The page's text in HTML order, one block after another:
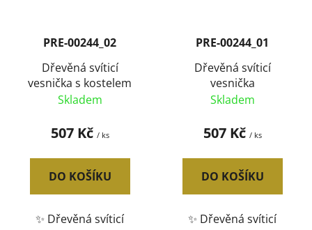
PRE-00244_02
Dřevěná svíticí
vesnička s kostelem
Skladem
507 Kč / ks
DO KOŠÍKU
✨ Dřevěná svíticí
PRE-00244_01
Dřevěná svíticí
vesnička
Skladem
507 Kč / ks
DO KOŠÍKU
✨ Dřevěná svíticí